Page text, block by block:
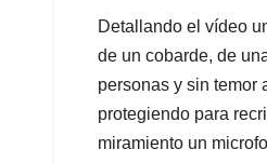
Detallando el vídeo
de un cobarde, de
personas y sin temor
protegiendo para
miramiento un